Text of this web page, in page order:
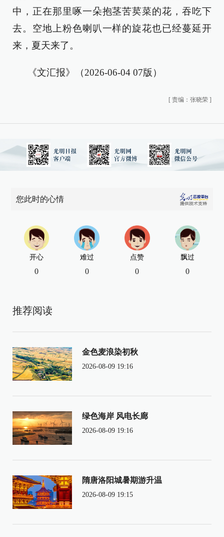
中，正在那里啄一朵抱茎苦荬菜的花，吞吃下
去。空地上粉色喇叭一样的旋花也已经蔓延开
来，夏天来了。
《文汇报》（2026-06-04 07版）
[ 责编：张晓荣 ]
您此时的心情
开心
0
难过
0
点赞
0
飘过
0
推荐阅读
金色麦浪染初秋
2026-08-09 19:16
绿色海岸 风电长廊
2026-08-09 19:16
隋唐洛阳城暑期游升温
2026-08-09 19:15